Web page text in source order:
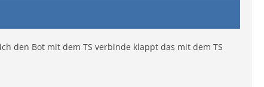
den Bot mit dem TS verbinde klappt das mit dem TS